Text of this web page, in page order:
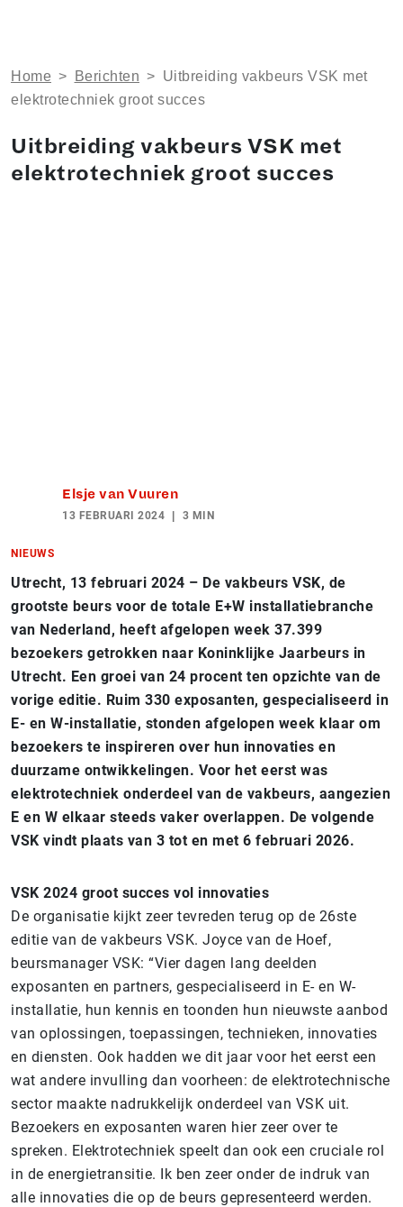
Home > Berichten > Uitbreiding vakbeurs VSK met
elektrotechniek groot succes
Uitbreiding vakbeurs VSK met
elektrotechniek groot succes
Elsje van Vuuren
13 FEBRUARI 2024 3 MIN
NIEUWS
Utrecht, 13 februari 2024 – De vakbeurs VSK, de
grootste beurs voor de totale E+W installatiebranche
van Nederland, heeft afgelopen week 37.399
bezoekers getrokken naar Koninklijke Jaarbeurs in
Utrecht. Een groei van 24 procent ten opzichte van de
vorige editie. Ruim 330 exposanten, gespecialiseerd in
E- en W-installatie, stonden afgelopen week klaar om
bezoekers te inspireren over hun innovaties en
duurzame ontwikkelingen. Voor het eerst was
elektrotechniek onderdeel van de vakbeurs, aangezien
E en W elkaar steeds vaker overlappen. De volgende
VSK vindt plaats van 3 tot en met 6 februari 2026.
VSK 2024 groot succes vol innovaties
De organisatie kijkt zeer tevreden terug op de 26ste
editie van de vakbeurs VSK. Joyce van de Hoef,
beursmanager VSK: “Vier dagen lang deelden
exposanten en partners, gespecialiseerd in E- en W-
installatie, hun kennis en toonden hun nieuwste aanbod
van oplossingen, toepassingen, technieken, innovaties
en diensten. Ook hadden we dit jaar voor het eerst een
wat andere invulling dan voorheen: de elektrotechnische
sector maakte nadrukkelijk onderdeel van VSK uit.
Bezoekers en exposanten waren hier zeer over te
spreken. Elektrotechniek speelt dan ook een cruciale rol
in de energietransitie. Ik ben zeer onder de indruk van
alle innovaties die op de beurs gepresenteerd werden.